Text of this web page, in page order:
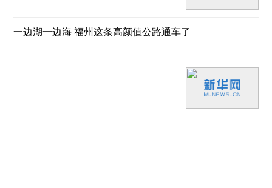
一边湖一边海 福州这条高颜值公路通车了